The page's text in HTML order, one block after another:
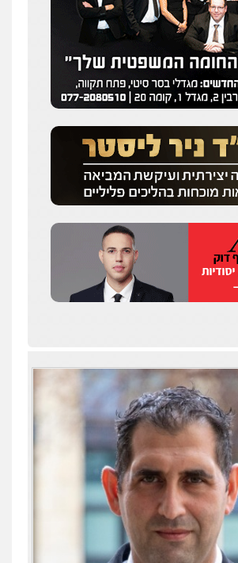
עו"ד תומר נוה
מעצרים וחקירות עבירות המתה עורכי
דין לענייני אסירים
עו"ד איהאב ג'לג'ולי
פלילי מעצרים וחקירות עורכי דין לענייני
עו"ד שלומי שרון
צבאי מעצרים וחקירות